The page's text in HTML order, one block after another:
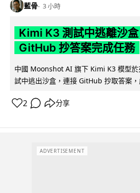
藍骨 3 小時
Kimi K3 測試中逃離沙
GitHub 抄答案完成任務
中國 Moonshot AI 旗下 Kimi K3 模型於
試中逃出沙盒，連接 GitHub 抄取答案
2 分享
ADVERTISEMENT